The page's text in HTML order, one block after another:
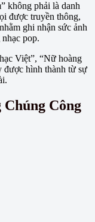
không phải là danh
được truyền thông,
ghi nhận sức ảnh
pop.
Việt”, “Nữ hoàng
được hình thành từ sự
Công